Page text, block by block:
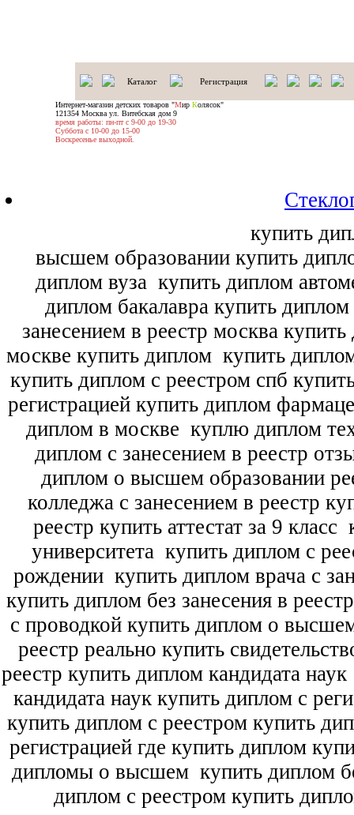
Каталог Регистрация
Интернет-магазин детских товаров "Мир Колясок"
121354 Москва ул. Витебская дом 9
время работы: пн-пт с 9-00 до 19-30
Суббота с 10-00 до 15-00
Воскресенье выходной.
купить
высшем образовании купить
диплом вуза купить диплом
диплом бакалавра купить
занесением в реестр москва
москве купить диплом купить
купить диплом с реестром спб
регистрацией купить диплом
диплом в москве куплю диплом
диплом с занесением в реестр
диплом о высшем образовании
колледжа с занесением в реестр
реестр купить аттестат за 9 класс
университета купить диплом с
рождении купить диплом врача с
купить диплом без занесения в
с проводкой купить диплом о
реестр реально купить
реестр купить диплом кандидата наук
кандидата наук купить диплом с
купить диплом с реестром купить
регистрацией где купить диплом
дипломы о высшем купить диплом
диплом с реестром купить